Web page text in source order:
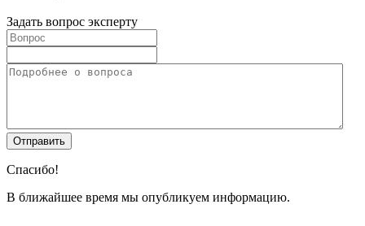
Задать вопрос эксперту
Спасибо!
В ближайшее время мы опубликуем информацию.